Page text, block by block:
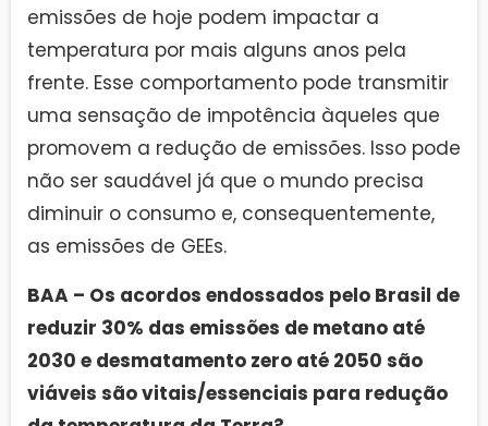
emissões de hoje podem impactar a
temperatura por mais alguns anos pela
frente. Esse comportamento pode transmitir
uma sensação de impotência àqueles que
promovem a redução de emissões. Isso pode
não ser saudável já que o mundo precisa
diminuir o consumo e, consequentemente,
as emissões de GEEs.
BAA – Os acordos endossados pelo Brasil de
reduzir 30% das emissões de metano até
2030 e desmatamento zero até 2050 são
viáveis são vitais/essenciais para redução